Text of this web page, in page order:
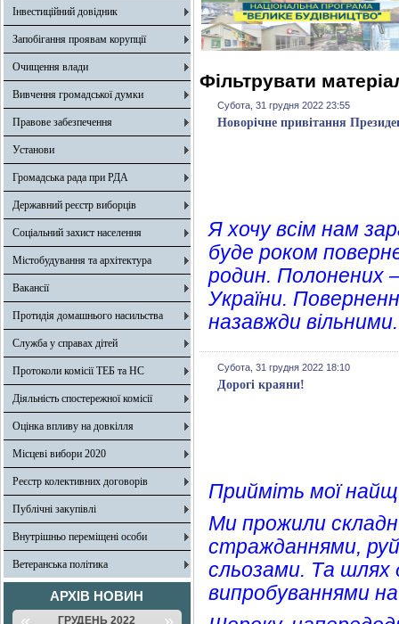
Інвестиційний довідник
Запобігання проявам корупції
Очищення влади
Вивчення громадської думки
Правове забезпечення
Установи
Громадська рада при РДА
Державний реєстр виборців
Соціальний захист населення
Містобудування та архітектура
Вакансії
Протидія домашнього насильства
Служба у справах дітей
Протоколи комісії ТЕБ та НС
Діяльність спостережної комісії
Оцінка впливу на довкілля
Місцеві вибори 2020
Реєстр колективних договорів
Публічні закупівлі
Внутрішньо переміщені особи
Ветеранська політика
АРХІВ НОВИН
ГРУДЕНЬ 2022
Фільтрувати
Субота, 31 грудня 2022 23:55
Новорічне привітання
Я хочу всім нам
буде роком
родин. Полонених –
України.
назавжди вільними.
Субота, 31 грудня 2022 18:10
Дорогі краяни!
Прийміть мої
Ми прожили
стражданнями,
сльозами. Та шлях
випробуваннями